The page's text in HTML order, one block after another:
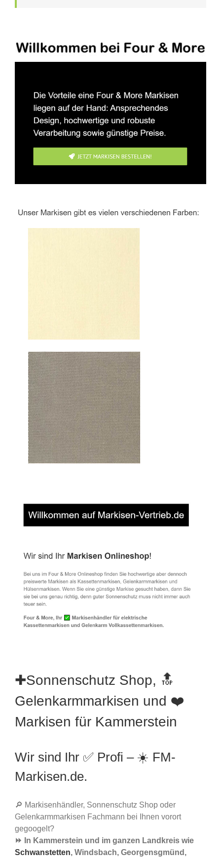
✚Sonnenschutz Shop, 🔝
Gelenkarmmarkisen und ❤️
Markisen für Kammerstein
Wir sind Ihr ✅ Profi – ☀️ FM-
Markisen.de.
🔎 Markisenhändler, Sonnenschutz Shop oder
Gelenkarmmarkisen Fachmann bei Ihnen vorort
gegoogelt?
⏩ In Kammerstein und im ganzen Landkreis wie
Schwanstetten, Windsbach, Georgensgmünd,